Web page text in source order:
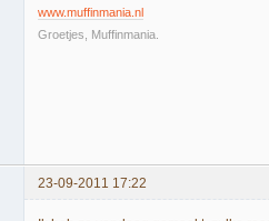
www.muffinmania.nl
Groetjes, Muffinmania.
23-09-2011 17:22